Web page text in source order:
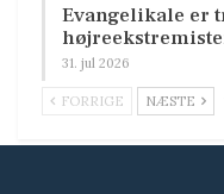
Evangelikale er
31. jul 2026
FORRIGE NÆSTE